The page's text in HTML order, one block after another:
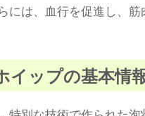
には、血行を促進し、
イップの基本情